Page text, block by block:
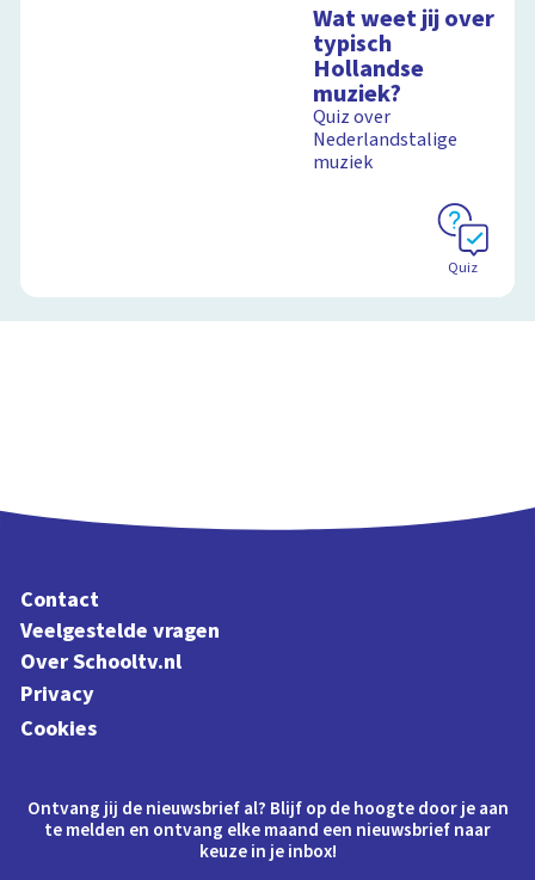
Wat weet jij over
typisch
Hollandse
muziek?
Quiz over
Nederlandstalige
muziek
Quiz
Contact
Veelgestelde vragen
Over Schooltv.nl
Privacy
Cookies
Ontvang jij de nieuwsbrief al? Blijf op de hoogte door je aan
te melden en ontvang elke maand een nieuwsbrief naar
keuze in je inbox!